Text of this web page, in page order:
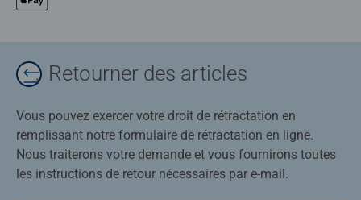
Retourner des articles
Vous pouvez exercer votre droit de rétractation en
remplissant notre formulaire de rétractation en ligne.
Nous traiterons votre demande et vous fournirons toutes
les instructions de retour nécessaires par e-mail.